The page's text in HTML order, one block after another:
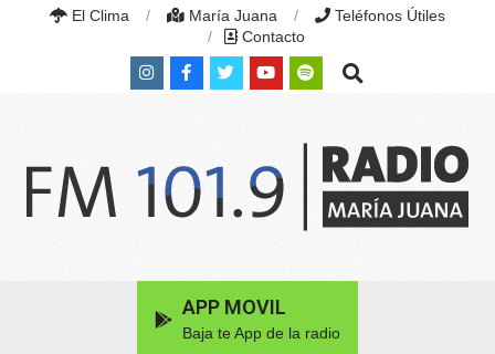
El Clima María Juana
Teléfonos Útiles
Contacto
Search
APP MOVIL
Baja te App de la radio